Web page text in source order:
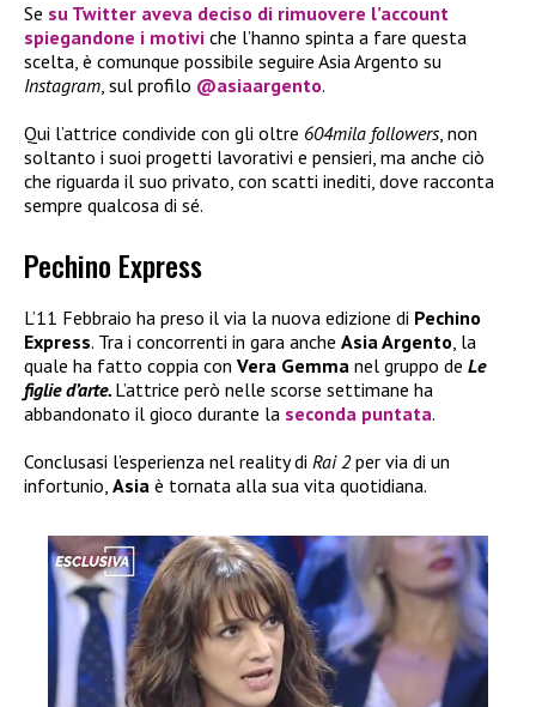
Se su Twitter aveva deciso di rimuovere l’account
spiegandone i motivi che l’hanno spinta a fare questa
scelta, è comunque possibile seguire Asia Argento su
Instagram, sul profilo @asiaargento.
Qui l’attrice condivide con gli oltre 604mila followers, non
soltanto i suoi progetti lavorativi e pensieri, ma anche ciò
che riguarda il suo privato, con scatti inediti, dove racconta
sempre qualcosa di sé.
Pechino Express
L’11 Febbraio ha preso il via la nuova edizione di Pechino
Express. Tra i concorrenti in gara anche Asia Argento, la
quale ha fatto coppia con Vera Gemma nel gruppo de Le
figlie d’arte. L’attrice però nelle scorse settimane ha
abbandonato il gioco durante la seconda puntata.
Conclusasi l’esperienza nel reality di Rai 2per via di un
infortunio, Asia è tornata alla sua vita quotidiana.